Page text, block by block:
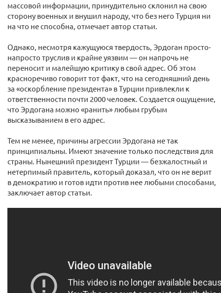
массовой информации, принудительно склонил на свою
сторону военных и внушил народу, что без него Турция ни
на что не способна, отмечает автор статьи.
Однако, несмотря кажущуюся твердость, Эрдоган просто-
напросто труслив и крайне уязвим — он напрочь не
переносит и малейшую критику в свой адрес. Об этом
красноречиво говорит тот факт, что на сегодняшний день
за «оскорбление президента» в Турции привлекли к
ответственности почти 2000 человек. Создается ощущение,
что Эрдогана можно «ранить» любым грубым
высказыванием в его адрес.
Тем не менее, причины агрессии Эрдогана не так
принципиальны. Имеют значение только последствия для
страны. Нынешний президент Турции — безжалостный и
нетерпимый правитель, который доказал, что он не верит
в демократию и готов идти против нее любыми способами,
заключает автор статьи.